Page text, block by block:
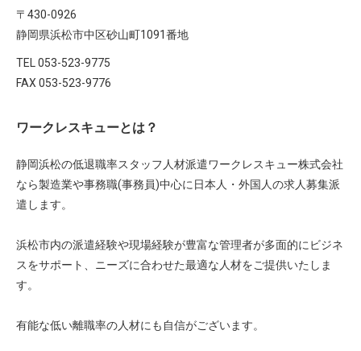
〒430-0926
静岡県浜松市中区砂山町1091番地
TEL 053-523-9775
FAX 053-523-9776
ワークレスキューとは？
静岡浜松の低退職率スタッフ人材派遣ワークレスキュー株式会社
なら製造業や事務職(事務員)中心に日本人・外国人の求人募集派
遣します。
浜松市内の派遣経験や現場経験が豊富な管理者が多面的にビジネ
スをサポート、ニーズに合わせた最適な人材をご提供いたしま
す。
有能な低い離職率の人材にも自信がございます。